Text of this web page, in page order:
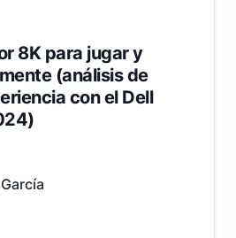
8K para jugar y
(análisis de
con el Dell